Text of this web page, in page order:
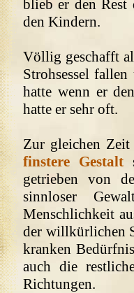
blieb er den Rest
den Kindern.
Völlig geschafft
Strohsessel
hatte wenn er
hatte er sehr oft.
Zur gleichen Zeit
finstere Gestalt
getrieben von
sinnloser
Menschlichkeit
der willkürlichen
kranken
auch die
Richtungen.